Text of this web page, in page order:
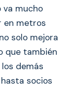
va mucho
en metros
solo mejora
que también
demás
socios